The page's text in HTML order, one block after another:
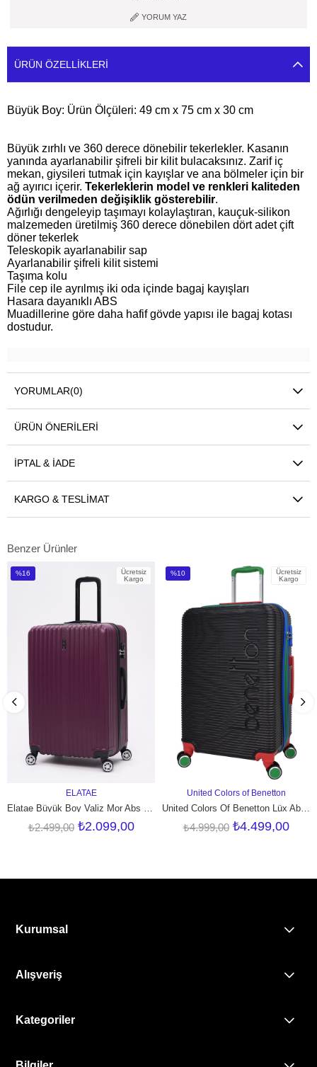
YORUM YAZ
ÜRÜN ÖZELLIKLERI
Büyük Boy: Ürün Ölçüleri: 49 cm x 75 cm x 30 cm
Büyük zırhlı ve 360 derece dönebilir tekerlekler. Kasanın
yanında ayarlanabilir şifreli bir kilit bulacaksınız. Zarif iç
mekan, giysileri tutmak için kayışlar ve ana bölmeler için bir
ağ ayırıcı içerir. Tekerleklerin model ve renkleri kaliteden
ödün verilmeden değişiklik gösterebilir.
Ağırlığı dengeleyip taşımayı kolaylaştıran, kauçuk-silikon
malzemeden üretilmiş 360 derece dönebilen dört adet çift
döner tekerlek
Teleskopik ayarlanabilir sap
Ayarlanabilir şifreli kilit sistemi
Taşıma kolu
File cep ile ayrılmış iki oda içinde bagaj kayışları
Hasara dayanıklı ABS
Muadillerine göre daha hafif gövde yapısı ile bagaj kotası
dostudur.
YORUMLAR(0)
ÜRÜN ÖNERILERI
İPTAL & İADE
KARGO & TESLIMAT
Benzer Ürünler
SEPETE EKLE
%16
Ücretsiz
Kargo
ELATAE
Elatae Büyük Boy Valiz Mor Abs 1020
₺2.099,00
₺2.499,00
SEPETE EKLE
%10
Ücretsiz
Kargo
United Colors of Benetton
United Colors Of Benetton Lüx Abs Büyük Boy Valiz Siyah BNT500
₺4.499,00
₺4.999,00
Kurumsal
Alışveriş
Kategoriler